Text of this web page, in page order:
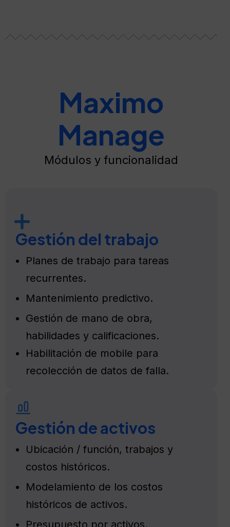
Maximo
Manage
Módulos y funcionalidad
Gestión del trabajo
Planes de trabajo para tareas
recurrentes.
Mantenimiento predictivo.
Gestión de mano de obra,
habilidades y calificaciones.
Habilitación de mobile para
recolección de datos de falla.
Gestión de activos
Ubicación / función, trabajos y
costos históricos.
Modelamiento de los costos
históricos de activos.